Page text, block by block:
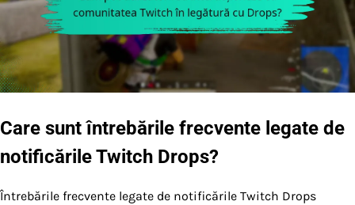
Care sunt întrebările frecvente legate de
notificările Twitch Drops?
Întrebările frecvente legate de notificările Twitch Drops